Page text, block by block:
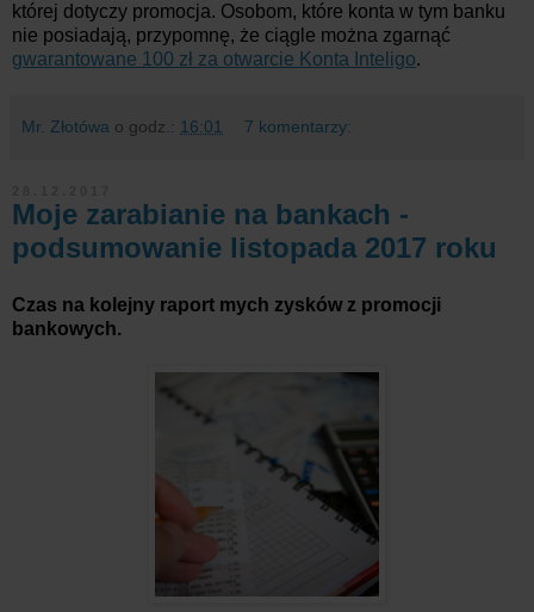
której dotyczy promocja. Osobom, które konta w tym banku
nie posiadają, przypomnę, że ciągle można zgarnąć
gwarantowane 100 zł za otwarcie Konta Inteligo.
Mr. Złotówa o godz.: 16:01 7 komentarzy:
Moje zarabianie na bankach -
podsumowanie listopada 2017 roku
Czas na kolejny raport mych zysków z promocji
bankowych.